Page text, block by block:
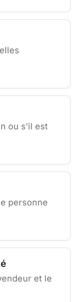
ou s'il est
personne
et le